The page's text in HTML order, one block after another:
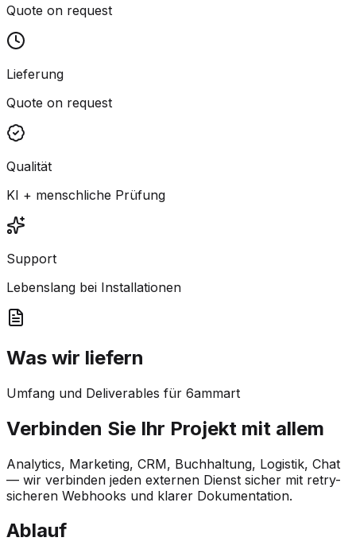
Quote on request
Lieferung
Quote on request
Qualität
KI + menschliche Prüfung
Support
Lebenslang bei Installationen
Was wir liefern
Umfang und Deliverables für 6ammart
Verbinden Sie Ihr Projekt mit allem
Analytics, Marketing, CRM, Buchhaltung, Logistik, Chat
— wir verbinden jeden externen Dienst sicher mit retry-
sicheren Webhooks und klarer Dokumentation.
Ablauf